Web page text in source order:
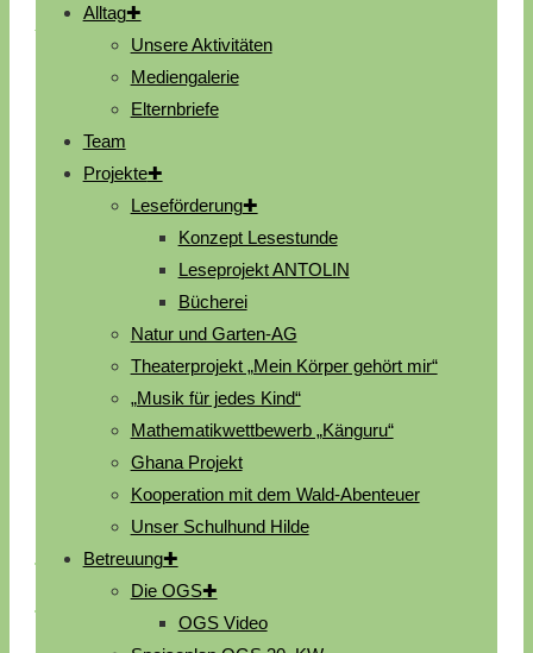
Alltag
Unsere Aktivitäten
Mediengalerie
Elternbriefe
Team
Projekte
Leseförderung
Konzept Lesestunde
Leseprojekt ANTOLIN
Bücherei
Natur und Garten-AG
Theaterprojekt „Mein Körper gehört mir“
„Musik für jedes Kind“
Mathematikwettbewerb „Känguru“
Ghana Projekt
Kooperation mit dem Wald-Abenteuer
Unser Schulhund Hilde
Betreuung
Die OGS
OGS Video
(Der Film als Download
langer Tipp auf den Link und „speichern unter“.)
Wir danken ganz herzlich Jochen Kraus
seine großartige Arbeit!
Schulprogramm
Informationen Einschulung
Materialliste Klasse 1
Infos Zahnuntersuchung
Velberter Kulturlöwen
Abschlussfeier der 4. Klassen am
17.07.2026